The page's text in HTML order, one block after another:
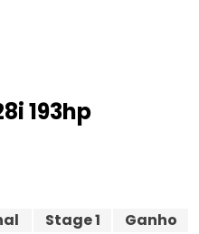
193hp
Stage 1
Ganho